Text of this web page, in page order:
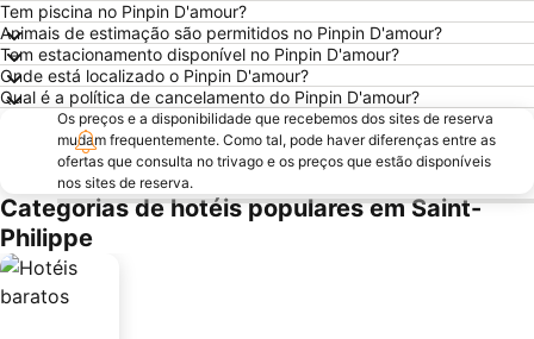
Tem piscina no Pinpin D'amour?
Animais de estimação são permitidos no Pinpin D'amour?
Tem estacionamento disponível no Pinpin D'amour?
Onde está localizado o Pinpin D'amour?
Qual é a política de cancelamento do Pinpin D'amour?
Os preços e a disponibilidade que recebemos dos sites de reserva
mudam frequentemente. Como tal, pode haver diferenças entre as
ofertas que consulta no trivago e os preços que estão disponíveis
nos sites de reserva.
Categorias de hotéis populares em Saint-
Philippe